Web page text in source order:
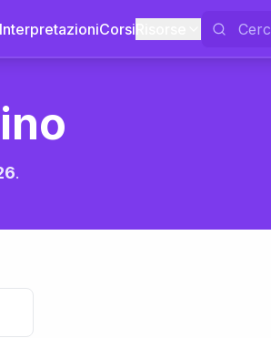
InterpretazioniCorsi
.